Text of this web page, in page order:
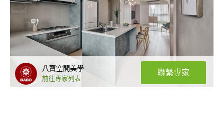
八寶空間美學
前往專家列表
聯繫專家